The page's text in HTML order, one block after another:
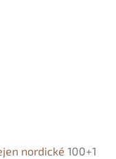
nordické 100+1